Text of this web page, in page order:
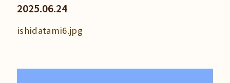
2025.06.24
ishidatami6.jpg